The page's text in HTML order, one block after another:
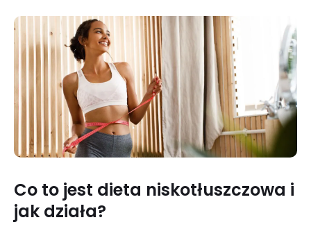
Co to jest dieta niskotłuszczowa i
jak działa?